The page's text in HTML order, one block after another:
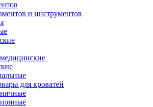
и инструментов
для кроватей